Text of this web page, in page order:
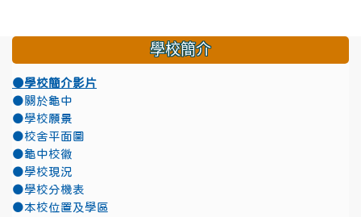
學校簡介
●學校簡介影片
●關於龜中
●學校願景
●校舍平面圖
●龜中校徽
●學校現況
●學校分機表
●本校位置及學區